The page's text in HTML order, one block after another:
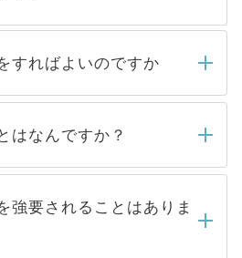
すればよいのですか
ましたら、弊社担当者がご
し、その後メールもしくは
業日以内にはご連絡をせて
で、しばらくお待ちくださ
はなんですか？
で取り扱っている求人の
Webサイトからご覧いただ
求人」です。非公開求人は
って、一般には公開してい
強要されることはありま